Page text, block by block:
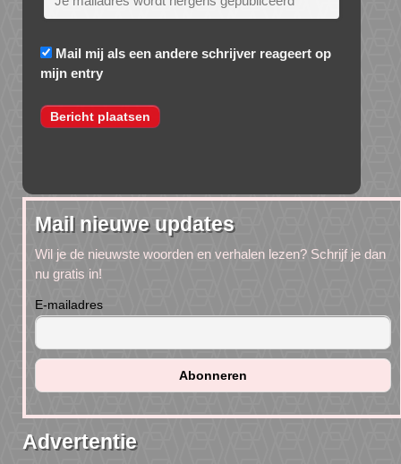
Mail mij als een andere schrijver reageert op
mijn entry
Mail nieuwe updates
Wil je de nieuwste woorden en verhalen lezen? Schrijf je dan
nu gratis in!
E-mailadres
Advertentie